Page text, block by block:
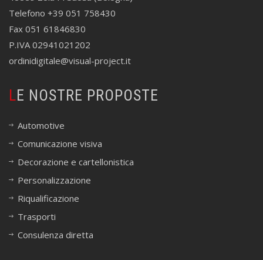
Telefono +39 051 758430
Fax 051 61846830
P.IVA 02941021202
ordinidigitale@visual-project.it
LE NOSTRE PROPOSTE
Automotive
Comunicazione visiva
Decorazione e cartellonistica
Personalizzazione
Riqualificazione
Trasporti
Consulenza diretta